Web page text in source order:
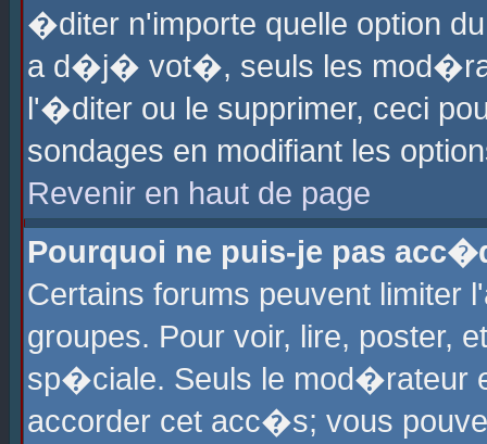
�diter n'importe quelle option
a d�j� vot�, seuls les
l'�diter ou le supprimer, ceci
sondages en modifiant les
Revenir en haut de page
Pourquoi ne puis-je pas
Certains forums peuvent
groupes. Pour voir, lire, poster,
sp�ciale. Seuls le mod�rateur
accorder cet acc�s; vous